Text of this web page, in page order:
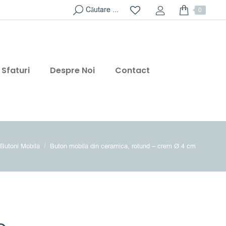
Search:Căutare ... 0
Sfaturi Despre Noi Contact
here:
Butoni Mobila Buton mobila din ceramica, rotund – crem Ø 4 cm